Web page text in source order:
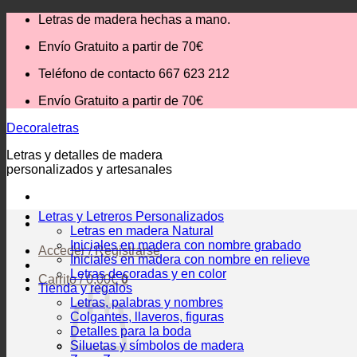
Saltar
contenido
Letras de madera hechas a mano.
Envío Gratuito a partir de 70€
Teléfono de contacto 667 623 212
Envío Gratuito a partir de 70€
Decoraletras
Letras y detalles de madera
personalizados y artesanales
Acceder / Registrarse
Carrito /0,00€ 0
Letras y Letreros Personalizados
Letras en madera Natural
Iniciales en madera con nombre grabado
Iniciales en madera con nombre en relieve
Letras decoradas y en color
Tienda y regalos
Letras, palabras y nombres
Colgantes, llaveros, figuras
Detalles para la boda
Siluetas y símbolos de madera